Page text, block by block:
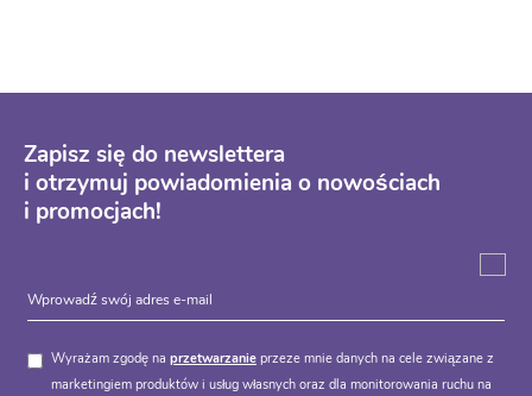
Zapisz się do newslettera
i otrzymuj powiadomienia o nowościach
i promocjach!
Wyrażam zgodę na przetwarzanie przeze mnie danych na cele związane z
marketingiem produktów i usług własnych oraz dla monitorowania ruchu na